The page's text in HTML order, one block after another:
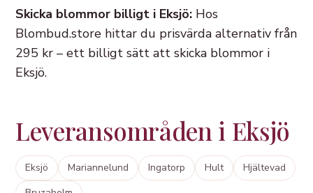
Skicka blommor billigt i Eksjö: Hos
Blombud.store hittar du prisvärda alternativ från
295 kr – ett billigt sätt att skicka blommor i
Eksjö.
Leveransområden i Eksjö
Eksjö Mariannelund Ingatorp Hult
Hjältevad